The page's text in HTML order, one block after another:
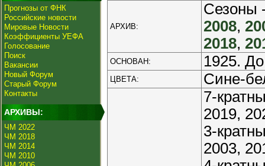
Прогнозы от ФНК
Российские новости
Мировые Новости
Коэффициенты УЕФА
Голосование
Поиск
Вакансии
Новый Форум
Старый Форум
Контакты
АРХИВЫ:
ЧМ 2022
ЧМ 2018
ЧМ 2014
ЧМ 2010
АРХИВ:
Сезоны
2008,
2018,
ОСНОВАН: 1925.
ЦВЕТА: Сине-
7-
2019,
3-
2003,